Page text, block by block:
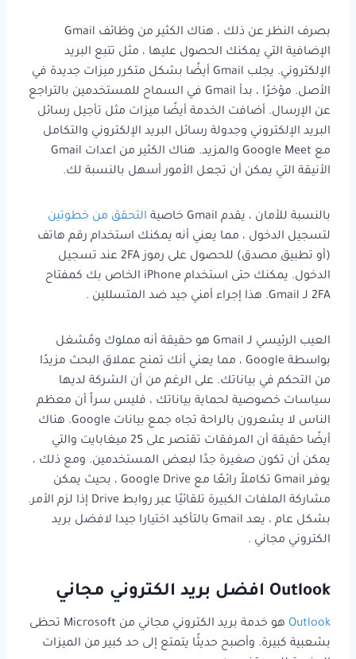
بصرف النظر عن ذلك ، هناك الكثير من وظائف Gmail
الإضافية التي يمكنك الحصول عليها ، مثل تتبع البريد
الإلكتروني. يجلب Gmail أيضًا بشكل متكرر ميزات جديدة في
الأصل. مؤخرًا ، بدأ Gmail في السماح للمستخدمين بالتراجع
عن الإرسال. أضافت الخدمة أيضًا ميزات مثل تأجيل رسائل
البريد الإلكتروني وجدولة رسائل البريد الإلكتروني والتكامل
مع Google Meet والمزيد. هناك الكثير من اعدات Gmail
الأنيقة التي يمكن أن تجعل الأمور أسهل بالنسبة لك.
بالنسبة للأمان ، يقدم Gmail خاصية
التحقق من خطوتين
لتسجيل الدخول ، مما يعني أنه يمكنك استخدام رقم هاتف
(أو تطبيق مصدق) للحصول على رموز 2FA عند تسجيل
الدخول. يمكنك حتى استخدام iPhone الخاص بك كمفتاح
2FA لـ Gmail. هذا إجراء أمني جيد ضد المتسللين .
العيب الرئيسي لـ Gmail هو حقيقة أنه مملوك ومُشغل
بواسطة Google ، مما يعني أنك تمنح عملاق البحث مزيدًا
من التحكم في بياناتك. على الرغم من أن الشركة لديها
سياسات خصوصية لحماية بياناتك ، فليس سراً أن معظم
الناس لا يشعرون بالراحة تجاه جمع بيانات Google. هناك
أيضًا حقيقة أن المرفقات تقتصر على 25 ميغابايت والتي
يمكن أن تكون صغيرة جدًا لبعض المستخدمين. ومع ذلك ،
يوفر Gmail تكاملاً رائعًا مع Google Drive ، بحيث يمكن
مشاركة الملفات الكبيرة تلقائيًا عبر روابط Drive إذا لزم الأمر.
بشكل عام ، يعد Gmail بالتأكيد اختيارا جيدا لافضل بريد
الكتروني مجاني .
Outlook افضل بريد الكتروني مجاني
Outlook
هو خدمة بريد الكتروني مجاني من Microsoft تحظى
بشعبية كبيرة. وأصبح حديثًا يتمتع إلى حد كبير من الميزات